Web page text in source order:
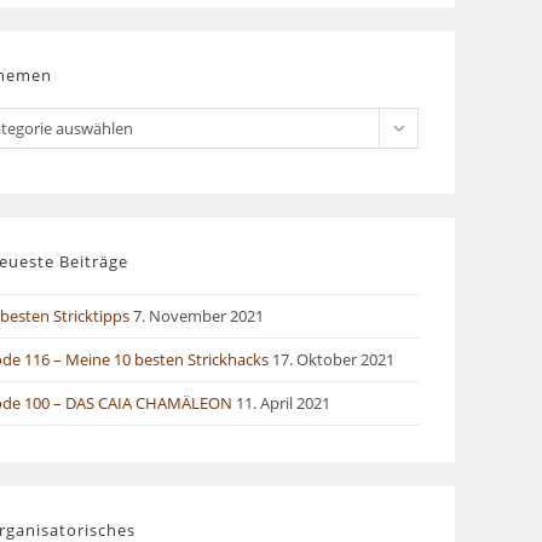
auswählen
Beiträge
Stricktipps7. November 2021
116 – Meine 10 besten Strickhacks 17. Oktober 2021
100 – DAS CAIA CHAMÄLEON 11. April 2021